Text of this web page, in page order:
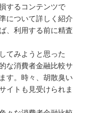
するコンテンツで
について詳しく紹介
、利用する前に精査
てみようと思った
な消費者金融比較サ
す。時々、胡散臭い
イトも見受けられま